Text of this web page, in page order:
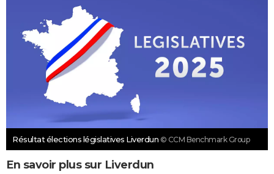
Résultat élections législatives Liverdun © CCM Benchmark Group
En savoir plus sur Liverdun